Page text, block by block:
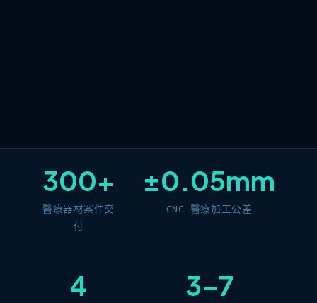
300+
醫療器材案件交
付
±0.05mm
CNC 醫療加工公差
4 3–7